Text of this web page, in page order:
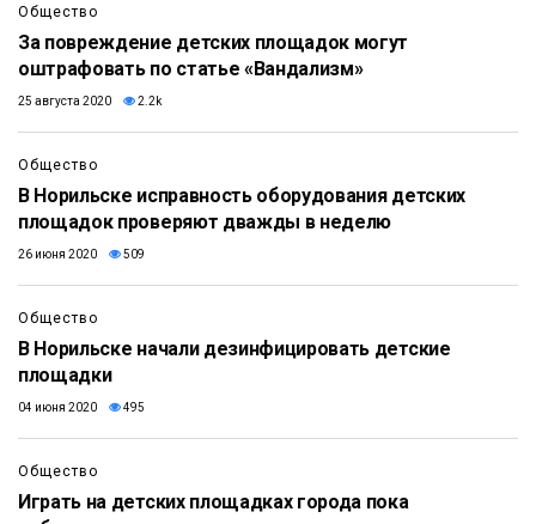
Общество
За повреждение детских площадок могут
оштрафовать по статье «Вандализм»
25 августа 2020 2.2k
Общество
В Норильске исправность оборудования детских
площадок проверяют дважды в неделю
26 июня 2020 509
Общество
В Норильске начали дезинфицировать детские
площадки
04 июня 2020 495
Общество
Играть на детских площадках города пока